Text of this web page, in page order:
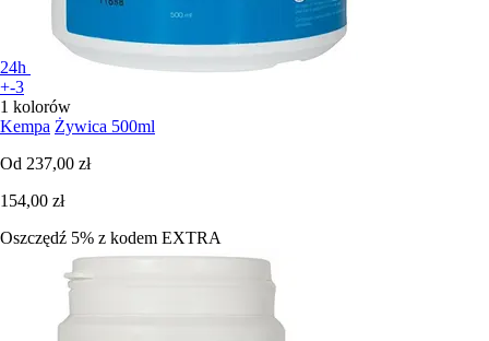
24h
+-3
1 kolorów
Kempa Żywica 500ml
Od 237,00 zł
154,00 zł
Oszczędź 5% z kodem EXTRA